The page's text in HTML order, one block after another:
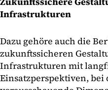
Infrastrukturen
Dazu gehöre auch die
zukunftssicheren
Infrastrukturen mit
Einsatzperspektiven,